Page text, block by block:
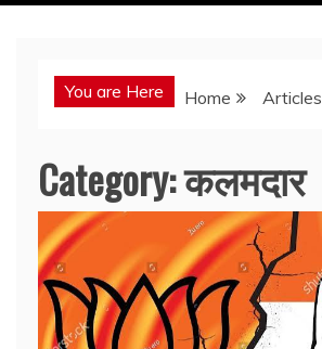
You are Here Home Articles
Category:कलमदार